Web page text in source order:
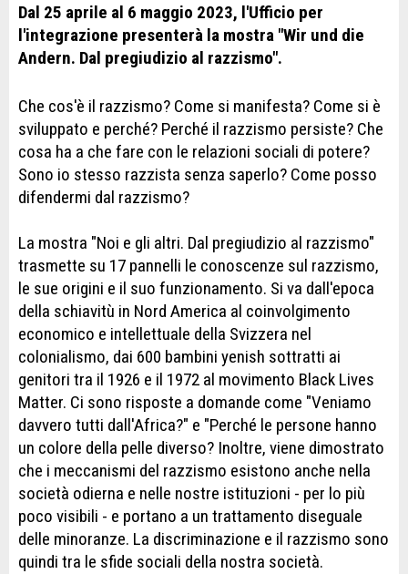
Dal 25 aprile al 6 maggio 2023, l'Ufficio per
l'integrazione presenterà la mostra "Wir und die
Andern. Dal pregiudizio al razzismo".
Che cos'è il razzismo? Come si manifesta? Come si è
sviluppato e perché? Perché il razzismo persiste? Che
cosa ha a che fare con le relazioni sociali di potere?
Sono io stesso razzista senza saperlo? Come posso
difendermi dal razzismo?
La mostra "Noi e gli altri. Dal pregiudizio al razzismo"
trasmette su 17 pannelli le conoscenze sul razzismo,
le sue origini e il suo funzionamento. Si va dall'epoca
della schiavitù in Nord America al coinvolgimento
economico e intellettuale della Svizzera nel
colonialismo, dai 600 bambini yenish sottratti ai
genitori tra il 1926 e il 1972 al movimento Black Lives
Matter. Ci sono risposte a domande come "Veniamo
davvero tutti dall'Africa?" e "Perché le persone hanno
un colore della pelle diverso? Inoltre, viene dimostrato
che i meccanismi del razzismo esistono anche nella
società odierna e nelle nostre istituzioni - per lo più
poco visibili - e portano a un trattamento diseguale
delle minoranze. La discriminazione e il razzismo sono
quindi tra le sfide sociali della nostra società.